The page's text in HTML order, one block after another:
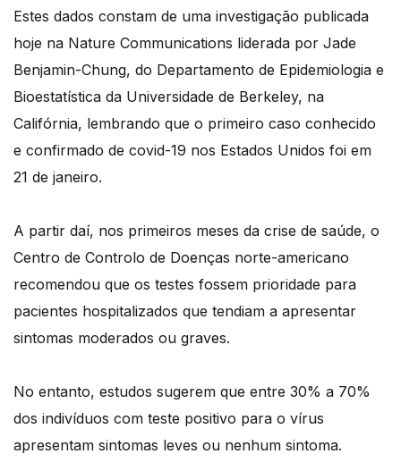
Estes dados constam de uma investigação publicada
hoje na Nature Communications liderada por Jade
Benjamin-Chung, do Departamento de Epidemiologia e
Bioestatística da Universidade de Berkeley, na
Califórnia, lembrando que o primeiro caso conhecido
e confirmado de covid-19 nos Estados Unidos foi em
21 de janeiro.
A partir daí, nos primeiros meses da crise de saúde, o
Centro de Controlo de Doenças norte-americano
recomendou que os testes fossem prioridade para
pacientes hospitalizados que tendiam a apresentar
sintomas moderados ou graves.
No entanto, estudos sugerem que entre 30% a 70%
dos indivíduos com teste positivo para o vírus
apresentam sintomas leves ou nenhum sintoma.